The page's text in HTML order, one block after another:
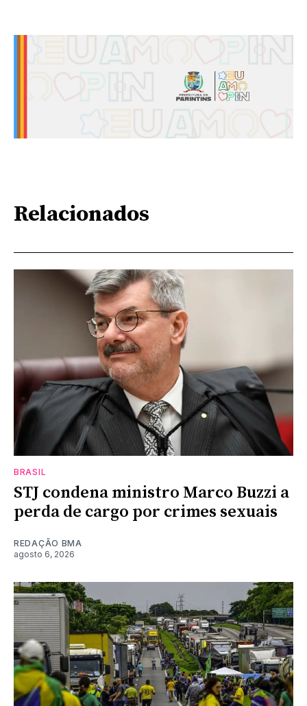
Relacionados
BRASIL
STJ condena ministro Marco Buzzi a
perda de cargo por crimes sexuais
REDAÇÃO BMA
agosto 6, 2026